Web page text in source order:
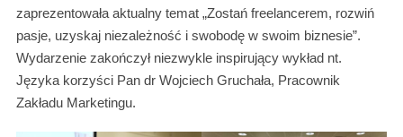
zaprezentowała aktualny temat „Zostań freelancerem, rozwiń
pasje, uzyskaj niezależność i swobodę w swoim biznesie”.
Wydarzenie zakończył niezwykle inspirujący wykład nt.
Języka korzyści Pan dr Wojciech Gruchała, Pracownik
Zakładu Marketingu.